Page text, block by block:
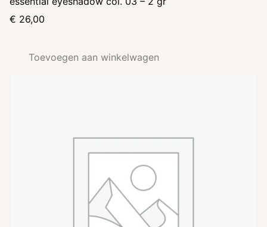
€ 26,00
Toevoegen aan winkelwagen